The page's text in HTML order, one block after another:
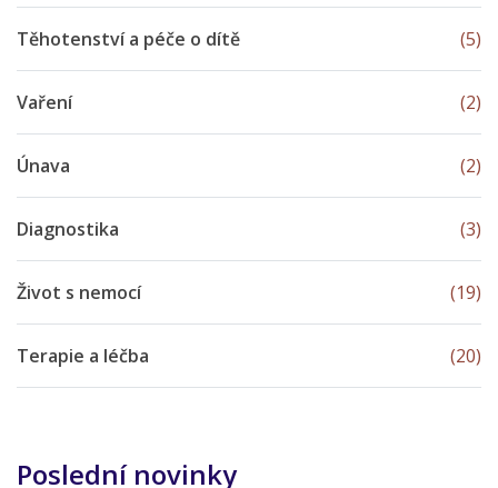
Těhotenství a péče o dítě (5)
Vaření (2)
Únava (2)
Diagnostika (3)
Život s nemocí (19)
Terapie a léčba (20)
Poslední novinky